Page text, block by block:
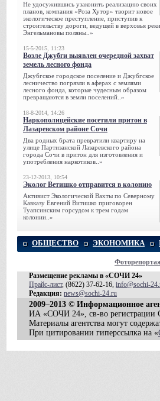
Не удосужившись узаконить реализацию своих
планов, компания «Роза Хутор» творит новое
экологическое преступление, приступив к
строительству дороги, ведущей в верховья
Энгельмановы поляны..»
15-5-2015, 11:23
Возле Джубги выявлен очередной захват
земель лесного фонда
Джубгское городское поселение и Джубгское
лесничество погрязли в аферах с землями
лесного фонда, которые чудесным образом
превращаются в земли поселений..»
18-8-2014, 14:26
Наркополицейские посетили притон в
Лазаревском районе Сочи
Два родных брата превратили квартиру на
улице Партизанской Лазаревского района
города Сочи в притон для изготовления и
употребления наркотиков..»
23-12-2013, 10:54
Эколог Ветишко отправится в колонию
Активист Экологической Вахты по Северному
Кавказу Евгений Витишко приговорен
Туапсинским горсудом к трем годам
колонии..»
ОБЩЕСТВО ЭКОНОМИКА
Размещение рекламы в «СОЧИ 24»
Прайс-лист, (8622) 37-62-16, info@sochi-
Редакция: news@sochi-24.ru
2009–2013 © Информационное
ИА «СОЧИ 24», св-во
Материалы агентства могут
При цитировании гиперссылка на «